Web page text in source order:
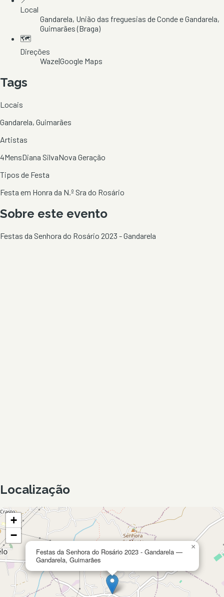
Local
Gandarela, União das freguesias de Conde e Gandarela,
Guimarães(Braga)
🗺️
Direções
Waze|Google Maps
Tags
Locais
Gandarela, Guimarães
Artistas
4MensDiana SilvaNova Geração
Tipos de Festa
Festa em Honra da N.º Sra do Rosário
Sobre este evento
Festas da Senhora do Rosário 2023 - Gandarela
Localização
Festas da Senhora do Rosário 2023 - Gandarela —
Gandarela, Guimarães
×
+
−